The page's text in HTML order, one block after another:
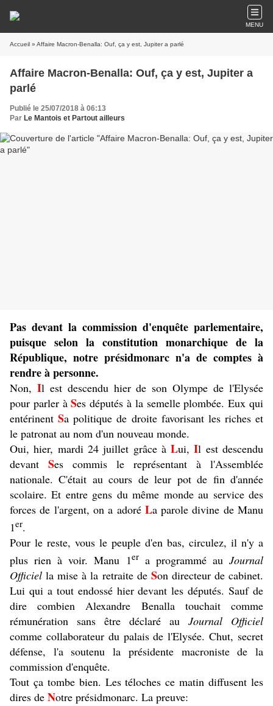
MENU
Accueil » Affaire Macron-Benalla: Ouf, ça y est, Jupiter a parlé
Affaire Macron-Benalla: Ouf, ça y est, Jupiter a
parlé
Publié le 25/07/2018 à 06:13
Par Le Mantois et Partout ailleurs
Pas devant la commission d'enquête parlementaire,
puisque selon la constitution monarchique de la
République, notre présidmonarc n'a de comptes à
rendre à personne.
Non, Il est descendu hier de son Olympe de l'Elysée
pour parler àSes députés à la semelle plombée. Eux qui
entérinentSa politique de droite favorisant les riches et
le patronat au nom d'un nouveau monde.
Oui, hier, mardi 24 juillet grâce àLui,Il est descendu
devant Ses commis le représentant à l'Assemblée
nationale. C'était au cours de leur pot de fin d'année
scolaire. Et entre gens du même monde au service des
forces de l'argent, on a adoré La parole divine de Manu
1er.
Pour le reste, vous le peuple d'en bas, circulez, il n'y a
plus rien à voir. Manu 1era programmé auJournal
Officiel la mise à la retraite de Son directeur de cabinet.
Lui qui a tout endossé hier devant les députés. Sauf de
dire combien Alexandre Benalla touchait comme
rémunération sans être déclaré au Journal Officiel
comme collaborateur du palais de l'Elysée. Chut, secret
défense, l'a soutenu la présidente macroniste de la
commission d'enquête.
Tout ça tombe bien. Les téloches ce matin diffusent les
dires de Notre présidmonarc. La preuve: